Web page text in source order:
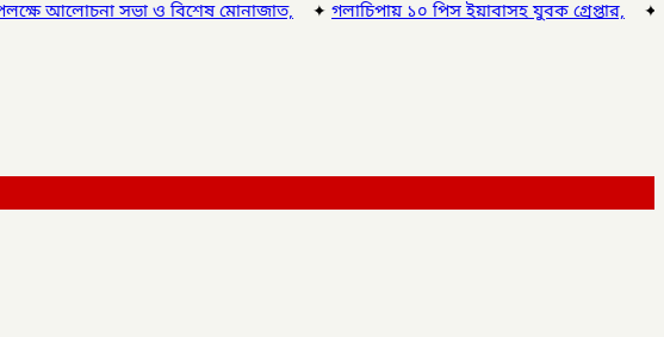
মোনাজাত,✦গলাচিপায় ১০ পিস ইয়াবাসহ যুবক গ্রেপ্তার,✦চাঁপাইনবাবগঞ্জে